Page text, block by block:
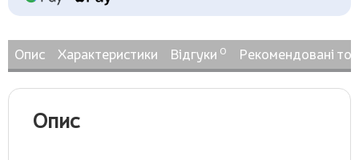
Опис Характеристики Відгуки 0 Рекомендовані
Опис